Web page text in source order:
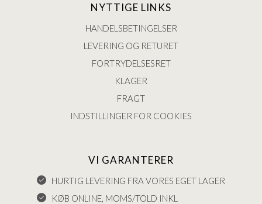
NYTTIGE LINKS
HANDELSBETINGELSER
LEVERING OG RETURET
FORTRYDELSESRET
KLAGER
FRAGT
INDSTILLINGER FOR COOKIES
VI GARANTERER
HURTIG LEVERING FRA VORES EGET LAGER
KØB ONLINE, MOMS/TOLD INKL